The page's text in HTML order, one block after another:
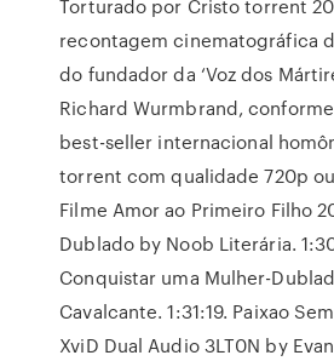
Torturado por Cristo torrent
recontagem cinematográfica
do fundador da ‘Voz dos
Richard Wurmbrand,
best-seller internacional
torrent com qualidade 720p
Filme Amor ao Primeiro Filho
Dublado by Noob Literária.
Conquistar uma Mulher-
Cavalcante. 1:31:19. Paixao
XviD Dual Audio 3LT0N by